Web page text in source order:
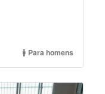
Para homens